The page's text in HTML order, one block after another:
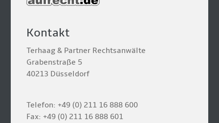
Kontakt
Terhaag & Partner Rechtsanwälte
Grabenstraße 5
40213 Düsseldorf
Telefon: +49 (0) 211 16 888 600
Fax: +49 (0) 211 16 888 601